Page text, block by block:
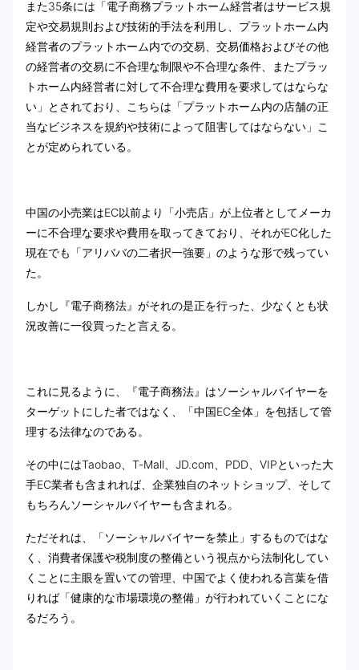
また35条には「電子商務プラットホーム経営者はサービス規
定や交易規則および技術的手法を利用し、プラットホーム内
経営者のプラットホーム内での交易、交易価格およびその他
の経営者の交易に不合理な制限や不合理な条件、またプラッ
トホーム内経営者に対して不合理な費用を要求してはならな
い」とされており、こちらは「プラットホーム内の店舗の正
当なビジネスを規約や技術によって阻害してはならない」こ
とが定められている。
中国の小売業はEC以前より「小売店」が上位者としてメーカ
ーに不合理な要求や費用を取ってきており、それがEC化した
現在でも「アリババの二者択一強要」のような形で残ってい
た。
しかし『電子商務法』がそれの是正を行った、少なくとも状
況改善に一役買ったと言える。
これに見るように、『電子商務法』はソーシャルバイヤーを
ターゲットにした者ではなく、「中国EC全体」を包括して管
理する法律なのである。
その中にはTaobao、T-Mall、JD.com、PDD、VIPといった大
手EC業者も含まれれば、企業独自のネットショップ、そして
もちろんソーシャルバイヤーも含まれる。
ただそれは、「ソーシャルバイヤーを禁止」するものではな
く、消費者保護や税制度の整備という視点から法制化してい
くことに主眼を置いての管理、中国でよく使われる言葉を借
りれば「健康的な市場環境の整備」が行われていくことにな
るだろう。